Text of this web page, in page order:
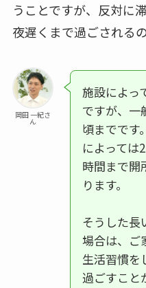
うことですが、反対に
夜遅くまで過ごされる
岡田 一紀さ
ん
施設によっ
ですが、一
頃までです
によっては
時間まで開
ります。
そうした長
場合は、ご
生活習慣を
過ごすこと